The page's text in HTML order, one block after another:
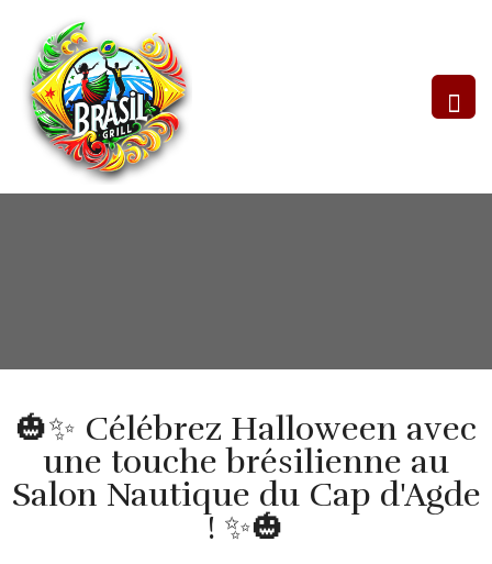
🎃✨ Célébrez Halloween avec
une touche brésilienne au
Salon Nautique du Cap d'Agde
! ✨🎃